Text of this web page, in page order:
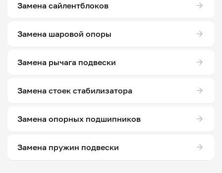
Замена сайлентблоков
Замена шаровой опоры
Замена рычага подвески
Замена стоек стабилизатора
Замена опорных подшипников
Замена пружин подвески